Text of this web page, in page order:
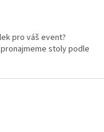
pro váš event?
stoly podle